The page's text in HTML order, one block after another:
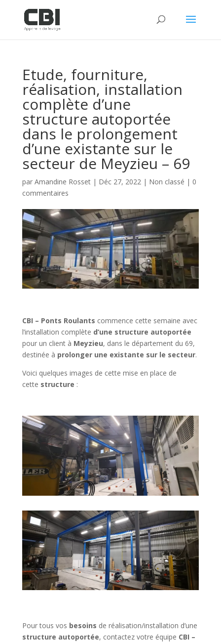
Etude, fourniture,
réalisation, installation
complète d’une
structure autoportée
dans le prolongement
d’une existante sur le
secteur de Meyzieu – 69
par Amandine Rosset| Déc 27, 2022| Non classé | 0
commentaires
CBI – Ponts Roulants commence cette semaine avec
l’installation complète d’une structure autoportée
pour un client à Meyzieu, dans le département du 69,
destinée à prolonger une existante sur le secteur.
Voici quelques images de cette mise en place de
cette structure :
Pour tous vos besoins de réalisation/installation d’une
structure autoportée, contactez votre équipe CBI –